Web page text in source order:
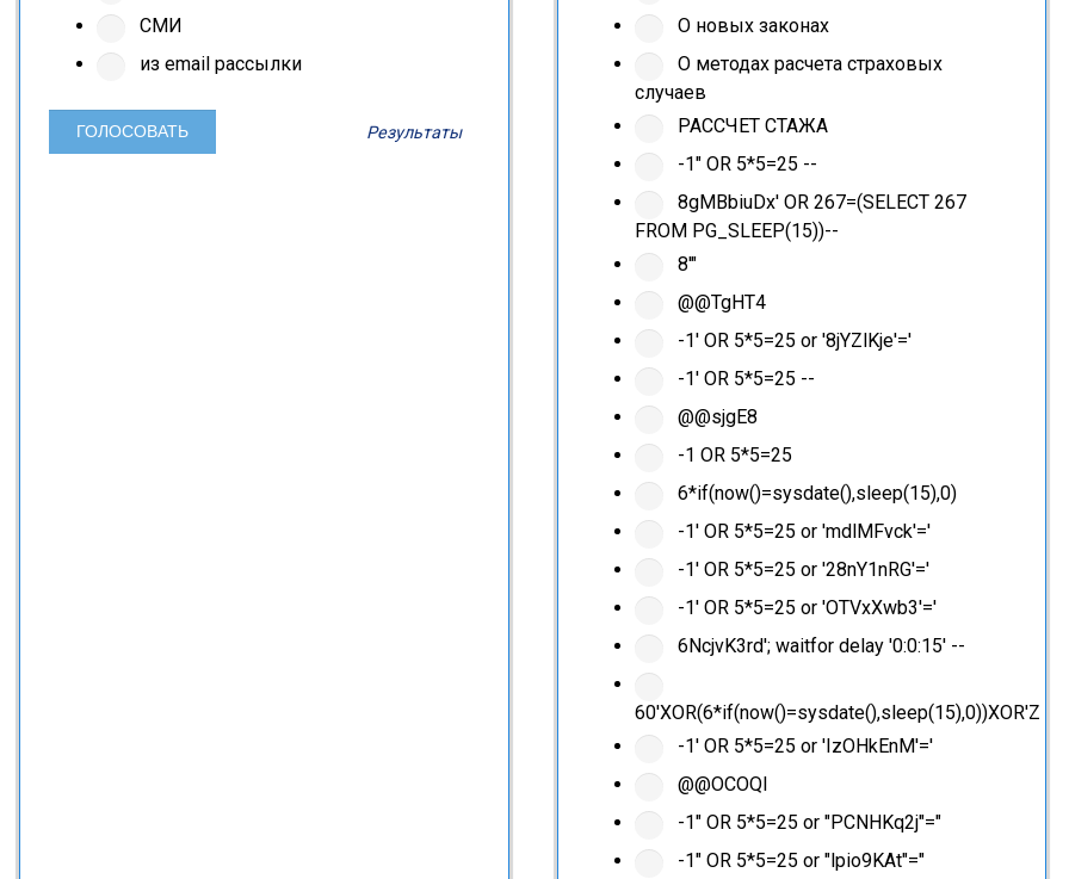
СМИ
из email рассылки
Результаты
О новых законах
О методах расчета страховых
случаев
РАССЧЕТ СТАЖА
-1" OR 5*5=25 --
8gMBbiuDx' OR 267=(SELECT 267
FROM PG_SLEEP(15))--
8'"
@@TgHT4
-1' OR 5*5=25 or '8jYZlKje'='
-1' OR 5*5=25 --
@@sjgE8
-1 OR 5*5=25
6*if(now()=sysdate(),sleep(15),0)
-1' OR 5*5=25 or 'mdlMFvck'='
-1' OR 5*5=25 or '28nY1nRG'='
-1' OR 5*5=25 or 'OTVxXwb3'='
6NcjvK3rd'; waitfor delay '0:0:15' --
60'XOR(6*if(now()=sysdate(),sleep(15),0))XOR'Z
-1' OR 5*5=25 or 'IzOHkEnM'='
@@OCOQl
-1" OR 5*5=25 or "PCNHKq2j"="
-1" OR 5*5=25 or "lpio9KAt"="